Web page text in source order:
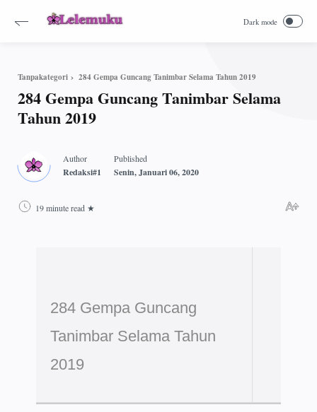
Tanpakategori 284 Gempa Guncang Tanimbar Selama Tahun 2019
284 Gempa Guncang Tanimbar Selama
Tahun 2019
19 minute read
284 Gempa Guncang
Tanimbar Selama Tahun
2019